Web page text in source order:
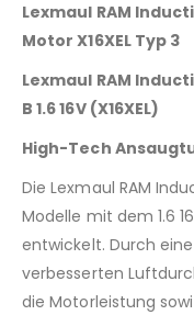
Lexmaul RAM
Motor X16XEL Typ 3
Lexmaul RAM
B 1.6 16V (X16XEL)
High-Tech
Die Lexmaul RAM
Modelle mit dem 1.6
entwickelt. Durch
verbesserten
die Motorleistung